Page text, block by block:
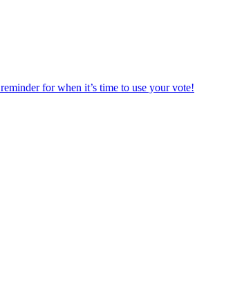
reminderfor when it’s time to use your vote!